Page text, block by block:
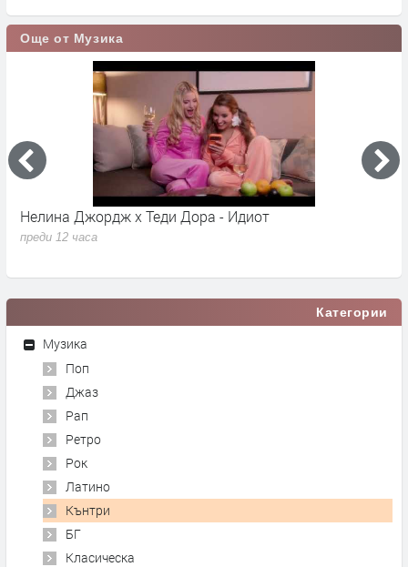
Още от Музика
Нелина Джордж x Теди Дора - Идиот
преди 12 часа
Категории
Музика
Поп
Джаз
Рап
Ретро
Рок
Латино
Кънтри
БГ
Класическа